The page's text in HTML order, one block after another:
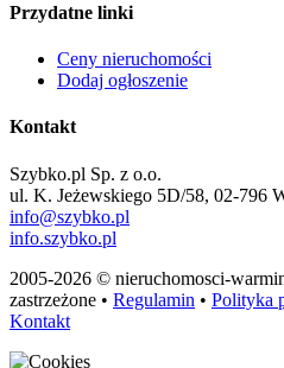
Przydatne linki
Ceny nieruchomości
Dodaj ogłoszenie
Kontakt
Szybko.pl Sp. z o.o.
ul. K. Jeżewskiego 5D/58, 02-796
info@szybko.pl
info.szybko.pl
2005-2026 © nieruchomosci-
zastrzeżone • Regulamin • Polityka
Kontakt